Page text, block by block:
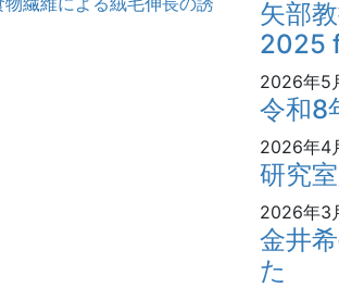
矢部
2025
2026年5
令和8
2026年4
研究
2026年3
金井
た